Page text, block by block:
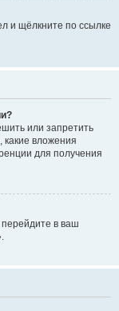
и щёлкните по ссылке
или запретить
вложения
для получения
в ваш